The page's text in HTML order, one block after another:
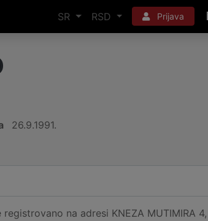
SR RSD Prijava
26.9.1991.
na adresi KNEZA MUTIMIRA 4,